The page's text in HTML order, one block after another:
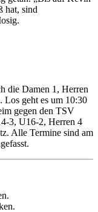
hat, sind
die Damen 1, Herren
geht es um 10:30
gegen den TSV
3, U16-2, Herren 4
Alle Termine sind am